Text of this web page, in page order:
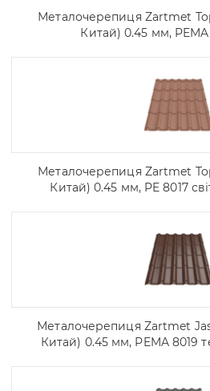
Металочерепиця Zartmet
Китай) 0.45 мм,
Металочерепиця Zartmet
Китай) 0.45 мм, PE 8017
Металочерепиця Zartmet
Китай) 0.45 мм, PEMA 8019